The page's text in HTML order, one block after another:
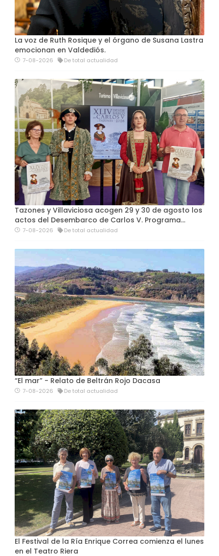
La voz de Ruth Rosique y el órgano de Susana Lastra
emocionan en Valdediós.
7-08-2026 De total actualidad
Tazones y Villaviciosa acogen 29 y 30 de agosto los
actos del Desembarco de Carlos V. Programa…
7-08-2026 De total actualidad
“El mar” - Relato de Beltrán Rojo Dacasa
7-08-2026 De total actualidad
El Festival de la Ría Enrique Correa comienza el lunes
en el Teatro Riera